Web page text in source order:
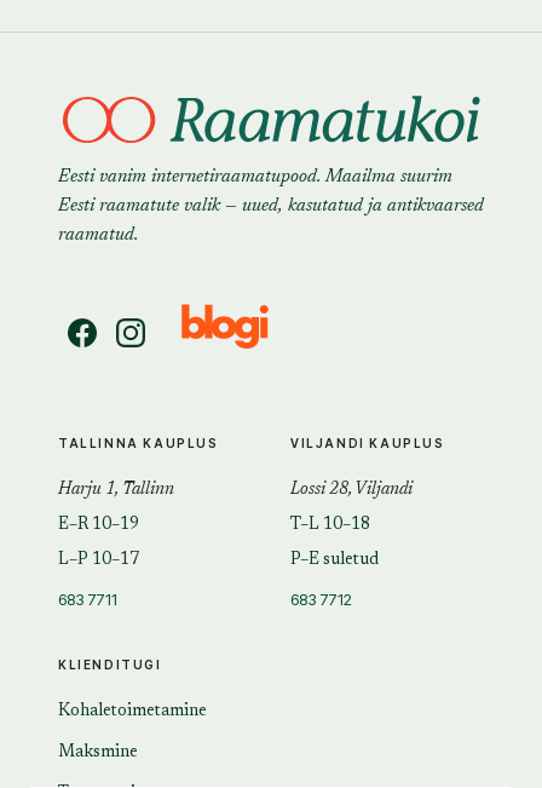
Eesti vanim internetiraamatupood. Maailma suurim
Eesti raamatute valik — uued, kasutatud ja antikvaarsed
raamatud.
KLIENDITUGI
Kohaletoimetamine
Maksmine
TALLINNA KAUPLUS
Harju 1, Tallinn
E–R 10–19
L–P 10–17
683 7711
VILJANDI KAUPLUS
Lossi 28, Viljandi
T–L 10–18
P–E suletud
683 7712